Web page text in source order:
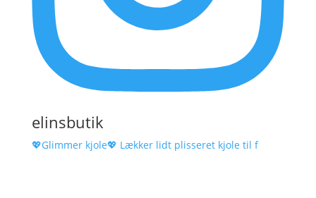
elinsbutik
💖Glimmer kjole💖 Lækker lidt plisseret kjole til f